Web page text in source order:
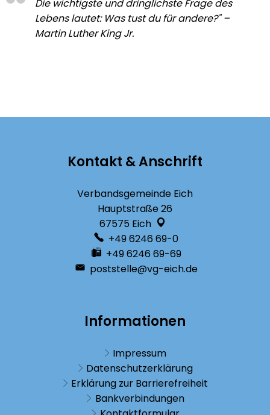
Die wichtigste und dringlichste Frage des
Lebens lautet: Was tust du für andere?" –
Martin Luther King Jr.
Kontakt & Anschrift
Verbandsgemeinde Eich
Hauptstraße 26
67575 Eich
+49 6246 69-0
+49 6246 69-69
poststelle@vg-eich.de
Informationen
Impressum
Datenschutzerklärung
Erklärung zur Barrierefreiheit
Bankverbindungen